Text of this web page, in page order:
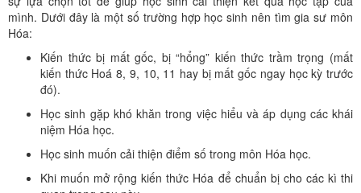
mình. Dưới đây là một số trường hợp học sinh nên tìm gia sư môn
Hóa:
Kiến thức bị mất gốc, bị “hổng” kiến thức trầm trọng (mất
kiến thức Hoá 8, 9, 10, 11 hay bị mất gốc ngay học kỳ trước
đó).
Học sinh gặp khó khăn trong việc hiểu và áp dụng các khái
niệm Hóa học.
Học sinh muốn cải thiện điểm số trong môn Hóa học.
Khi muốn mở rộng kiến thức Hóa để chuẩn bị cho các kì thi